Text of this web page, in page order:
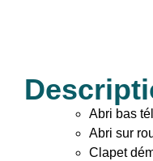
Abri bas
Abri sur
Clapet